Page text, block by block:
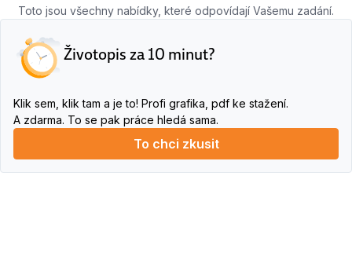
Toto jsou všechny nabídky, které odpovídají Vašemu zadání.
Životopis za 10 minut?
Klik sem, klik tam a je to! Profi grafika, pdf ke stažení.
A zdarma. To se pak práce hledá sama.
To chci zkusit